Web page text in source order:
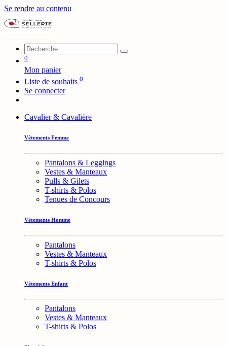
Se rendre au contenu
0
Mon panier
Liste de souhaits 0
Se connecter
Cavalier & Cavalière
Vêtements Femme
Pantalons & Leggings
Vestes & Manteaux
Pulls & Gilets
T-shirts & Polos
Tenues de Concours
Vêtements Homme
Pantalons
Vestes & Manteaux
T-shirts & Polos
Vêtements Enfant
Pantalons
Vestes & Manteaux
T-shirts & Polos